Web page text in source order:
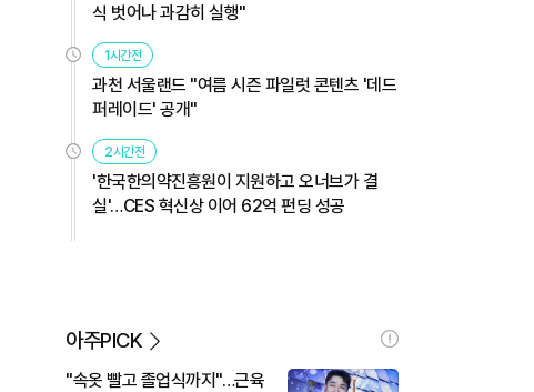
식 벗어나 과감히 실행"
1시간전
과천 서울랜드 "여름 시즌 파일럿 콘텐츠 '데드
퍼레이드' 공개"
2시간전
'한국한의약진흥원이 지원하고 오너브가 결
실'…CES 혁신상 이어 62억 펀딩 성공
아주PICK
"속옷 빨고 졸업식까지"…근육